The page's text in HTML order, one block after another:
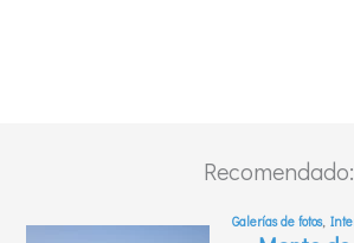
Recomendado: